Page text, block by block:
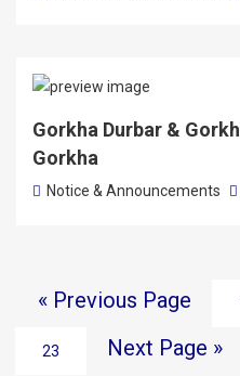
Gorkha Durbar &
Gorkha
Notice & Announcements
« Previous Page
23 Next Page »